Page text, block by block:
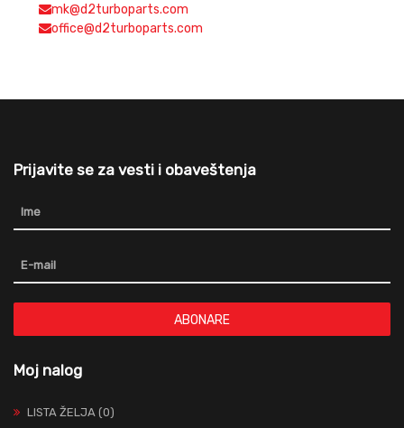
mk@d2turboparts.com
office@d2turboparts.com
Prijavite se za vesti i obaveštenja
ABONARE
Moj nalog
LISTA ŽELJA (0)